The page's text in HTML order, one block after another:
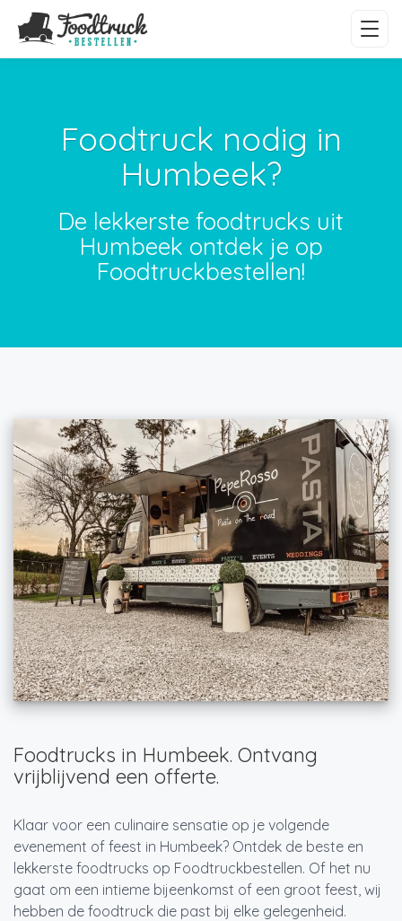
Foodtruck nodig in
Humbeek?
De lekkerste foodtrucks uit
Humbeek ontdek je op
Foodtruckbestellen!
Foodtrucks in Humbeek. Ontvang
vrijblijvend een offerte.
Klaar voor een culinaire sensatie op je volgende
evenement of feest in Humbeek? Ontdek de beste en
lekkerste foodtrucks op Foodtruckbestellen. Of het nu
gaat om een intieme bijeenkomst of een groot feest, wij
hebben de foodtruck die past bij elke gelegenheid.